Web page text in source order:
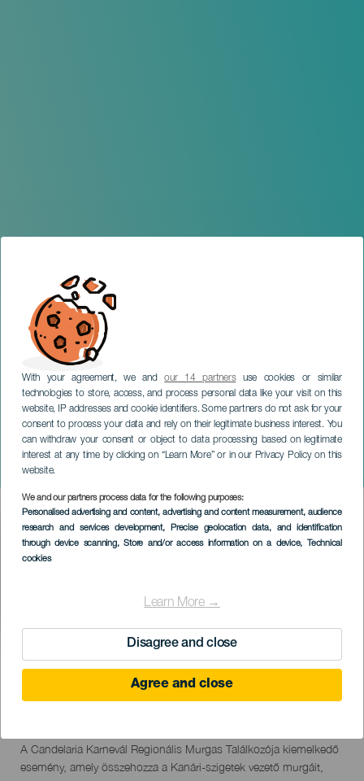
With your agreement, we andour 14 partnersuse cookies or similar
technologies to store, access, and process personal data like your visit on this
website, IP addresses and cookie identifiers. Some partners do not ask for your
consent to process your data and rely on their legitimate business interest. You
can withdraw your consent or object to data processing based on legitimate
interest at any time by clicking on “Learn More” or in our Privacy Policy on this
website.
We and our partners process data for the following purposes:
Personalised advertising and content, advertising and content measurement, audience
research and services development, Precise geolocation data, and identification
through device scanning, Store and/or access information on a device, Technical
cookies
Learn More →
Disagree and close
Agree and close
Regionális Murgas Találkozó
TENERIFE
Imagen
Listado
KORÁBBI ESEMÉNY
Descripción
del
A Candelaria Karnevál Regionális Murgas Találkozója kiemelkedő
esemény, amely összehozza a Kanári-szigetek vezető murgáit,